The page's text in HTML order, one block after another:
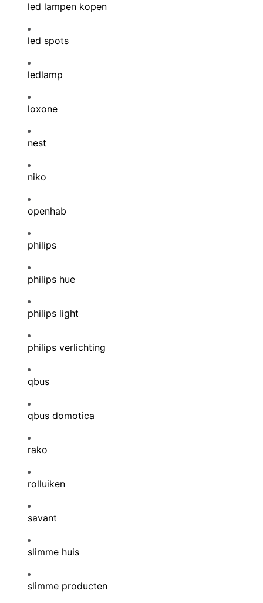
led lampen kopen
led spots
ledlamp
loxone
nest
niko
openhab
philips
philips hue
philips light
philips verlichting
qbus
qbus domotica
rako
rolluiken
savant
slimme huis
slimme producten